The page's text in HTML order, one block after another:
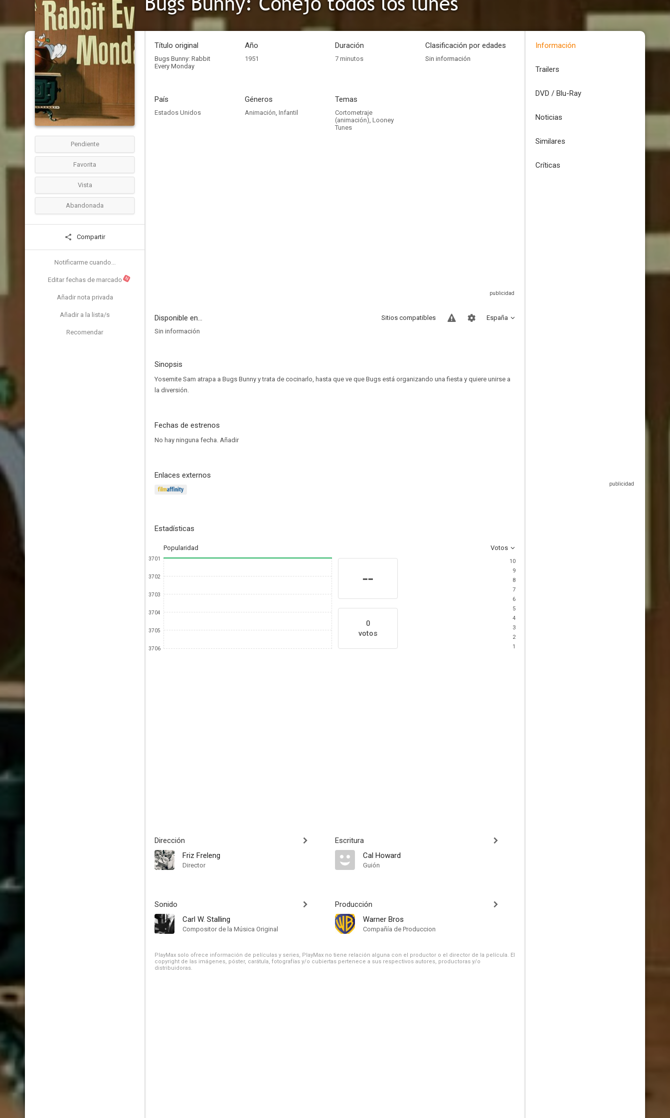
Pendiente
Favorita
Vista
Abandonada
Compartir
Notificarme cuando...
Editar fechas de marcado N
Añadir nota privada
Añadir a la lista/s
Recomendar
Título original
Bugs Bunny: Rabbit
Every Monday
Año
1951
Duración
7 minutos
Clasificación por edades
Sin información
País
Estados Unidos
Géneros
Animación, Infantil
Temas
Cortometraje
(animación), Looney
Tunes
Disponible en... España
Sitios compatibles
Sin información
Sinopsis
Yosemite Sam atrapa a Bugs Bunny y trata de cocinarlo, hasta que ve que Bugs está organizando una fiesta y quiere unirse a
la diversión.
Fechas de estrenos
No hay ninguna fecha. Añadir
Enlaces externos
Estadísticas
Popularidad Votos
3701
3702
3703
3704
3705
3706
--
0
votos
10
9
8
7
6
5
4
3
2
1
Dirección
Friz Freleng
Director
Sonido
Carl W. Stalling
Compositor de la Música Original
Escritura
Cal Howard
Guión
Producción
Warner Bros
Compañía de Produccion
PlayMax solo ofrece información de películas y series, PlayMax no tiene relación alguna con el productor o el director de la película. El
copyright de las imágenes, póster, carátula, fotografías y/o cubiertas pertenece a sus respectivos autores, productoras y/o
distribuidoras.
Información
Trailers
DVD / Blu-Ray
Noticias
Similares
Críticas